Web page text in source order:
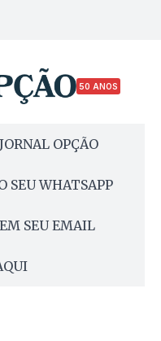
50 ANOS
OPÇÃO
SEU WHATSAPP
SEU EMAIL